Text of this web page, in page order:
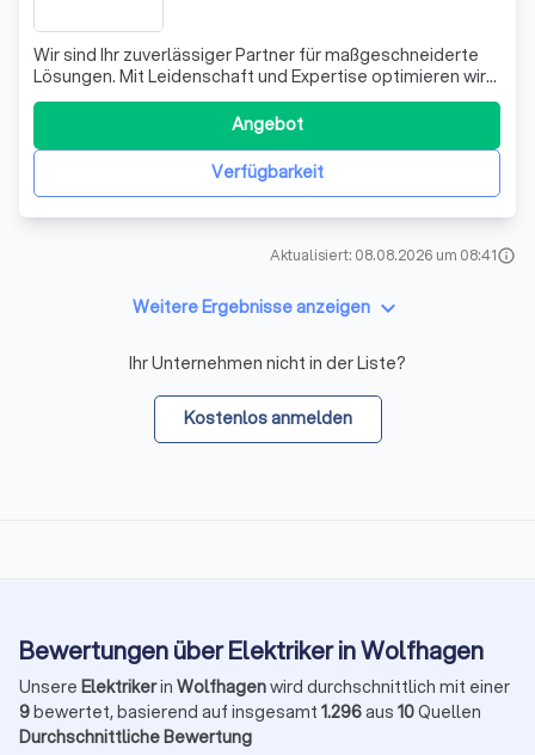
Wir sind Ihr zuverlässiger Partner für maßgeschneiderte
Lösungen. Mit Leidenschaft und Expertise optimieren wir
Ihre Projekte und steigern Ihre Effizienz. Lassen Sie uns
gemeinsam Ihre Vision verwirklichen! Fordern Sie noch
heute ein kostenloses Angebot an und entdecken Sie, wie
wir Ihnen helfen kön
Verfügbarkeit
Angebot
Aktualisiert: 08.08.2026 um 08:41info
Weitere Ergebnisse anzeigen keyboard_arrow_down
Ihr Unternehmen nicht in der Liste?
Kostenlos anmelden
Bewertungen über Elektriker in Wolfhagen
Unsere Elektrikerin Wolfhagenwird durchschnittlich mit einer
9bewertet, basierend auf insgesamt 1.296aus 10Quellen
Durchschnittliche Bewertung